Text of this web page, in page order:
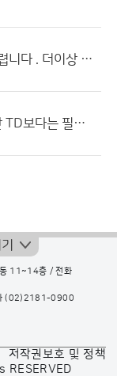
저는 앞으로 건전한 토론만 할렵니다 . 더이상 이상한글에 말 안섞습니다
지금현재는 일본남쪽에 위치한 TD보다는 필리핀쪽에 있는TD가...
11~14층 / 전화
(02)2181-0900
저작권보호 및 정책